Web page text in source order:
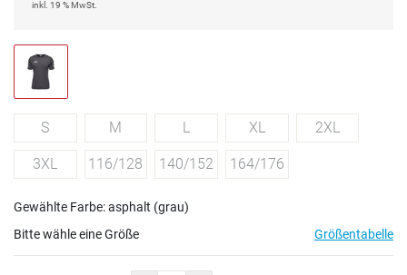
inkl. 19 % MwSt.
S M L XL 2XL
3XL 116/128 140/152 164/176
Gewählte Farbe: asphalt (grau)
Bitte wähle eine Größe
Größentabelle